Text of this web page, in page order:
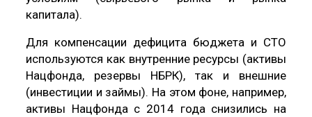
капитала).
Для компенсации дефицита бюджета и СТО
используются как внутренние ресурсы (активы
Нацфонда, резервы НБРК), так и внешние
(инвестиции и займы). На этом фоне, например,
активы Нацфонда с 2014 года снизились на